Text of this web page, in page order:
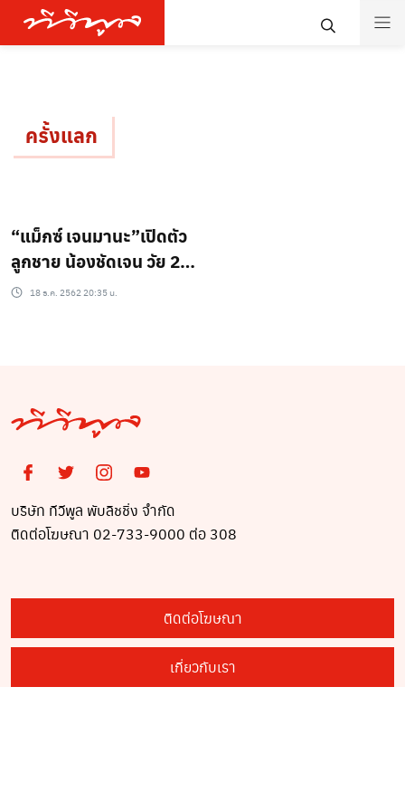
ครั้งแลก
“แม็กซ์ เจนมานะ”เปิดตัว
ลูกชาย น้องชัดเจน วัย 2
ขวบ18 ธ.ค. 2562 20:35 น.
บริษัท ทีวีพูล พับลิชชิ่ง จำกัด
ติดต่อโฆษณา 02-733-9000 ต่อ 308
ติดต่อโฆษณา
เกี่ยวกับเรา